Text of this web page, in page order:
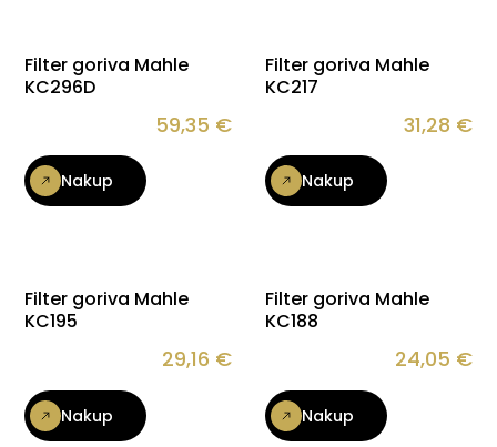
Filter goriva Mahle
KC296D
59,35 €
Nakup
Filter goriva Mahle
KC217
31,28 €
Nakup
Filter goriva Mahle
KC195
29,16 €
Nakup
Filter goriva Mahle
KC188
24,05 €
Nakup